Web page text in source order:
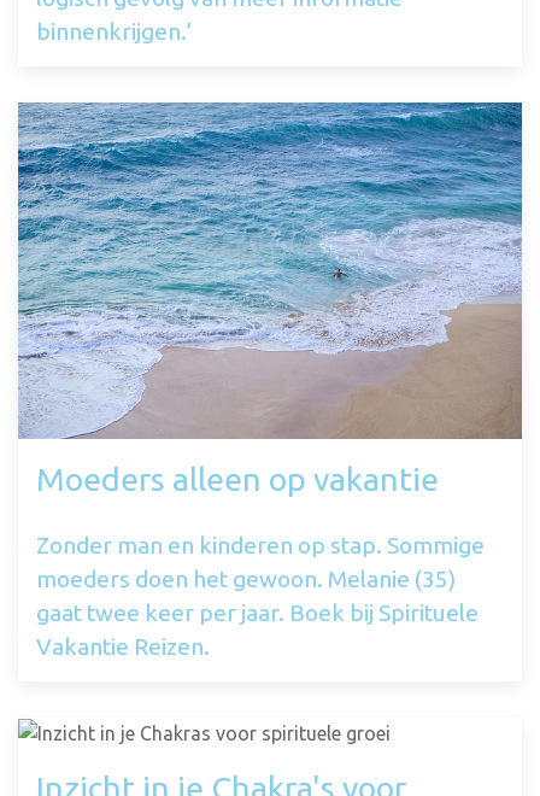
binnenkrijgen.’
Moeders alleen op vakantie
Zonder man en kinderen op stap. Sommige
moeders doen het gewoon. Melanie (35)
gaat twee keer per jaar. Boek bij Spirituele
Vakantie Reizen.
Inzicht in je Chakra's voor